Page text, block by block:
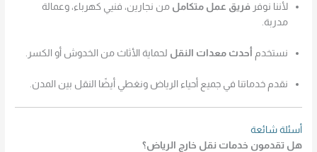
لأننا نوفرفريق عمل متكامل من نجارين، فنيي كهرباء، وعمالة
مدربة.
نستخدم أحدث معدات النقل لحماية الأثاث من الخدوش أو الكسر.
نقدم خدماتنا في جميع أحياء الرياض ونغطي أيضًا النقل بين المدن.
أسئلة شائعة
هل تقدمون خدمات نقل خارج الرياض؟